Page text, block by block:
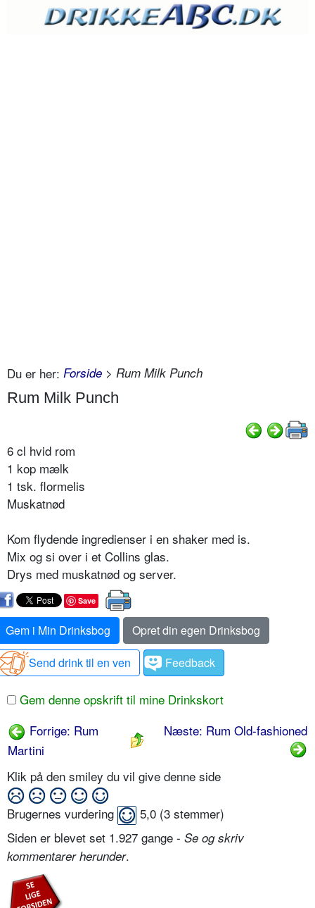
Du er her: Forside > Rum Milk Punch
Rum Milk Punch
6 cl hvid rom
1 kop mælk
1 tsk. flormelis
Muskatnød
Kom flydende ingredienser i en shaker med is.
Mix og si over i et Collins glas.
Drys med muskatnød og server.
Save
Gem i Min Drinksbog
Opret din egen Drinksbog
Send drink til en ven
Feedback
Gem denne opskrift til mine Drinkskort
Forrige: Rum
Martini
Næste: Rum Old-fashioned
Klik på den smiley du vil give denne side
Brugernes vurdering 5,0 (3 stemmer)
Siden er blevet set 1.927 gange - Se og skriv
kommentarer herunder.